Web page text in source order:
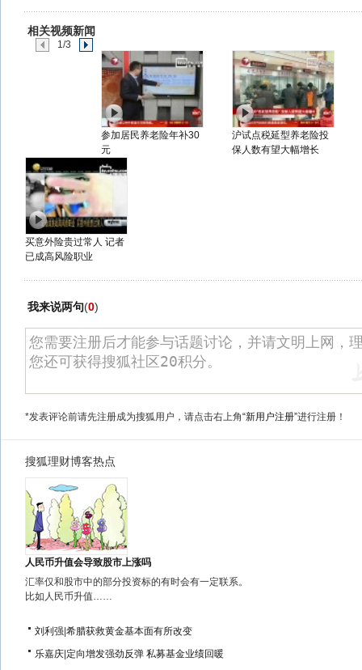
相关视频新闻
1/3
参加居民养老险年补30
元
沪试点税延型养老险投
保人数有望大幅增长
买意外险贵过常人 记者
已成高风险职业
我来说两句(0)
*发表评论前请先注册成为搜狐用户，请点击右上角“新用户注册”进行注册！
搜狐理财博客热点
人民币升值会导致股市上涨吗
汇率仅和股市中的部分投资标的有时会有一定联系。
比如人民币升值……
刘利强 希腊获救黄金基本面有所改变
乐嘉庆 定向增发强劲反弹 私募基金业绩回暖